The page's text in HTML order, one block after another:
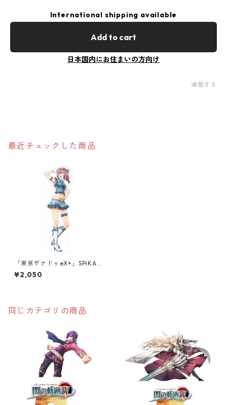
International shipping available
Add to cart
日本国内にお住まいの方向け
通報する
最近チェックした商品
「東亰ザナドゥeX+」SPiKAオ
ーロラアクリルスタンド
¥2,050
同じカテゴリの商品